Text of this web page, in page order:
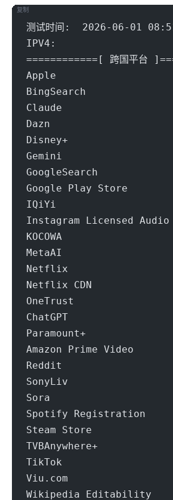
测试时间:  2026-06-01
IPV4:
============[ 跨国平台
Apple
BingSearch
Claude
Dazn
Disney+
Gemini
GoogleSearch
Google Play Store
IQiYi
Instagram Licensed Audio
KOCOWA
MetaAI
Netflix
Netflix CDN
OneTrust
ChatGPT
Paramount+
Amazon Prime Video
Reddit
SonyLiv
Sora
Spotify Registration
Steam Store
TVBAnywhere+
TikTok
Viu.com
Wikipedia Editability
复制